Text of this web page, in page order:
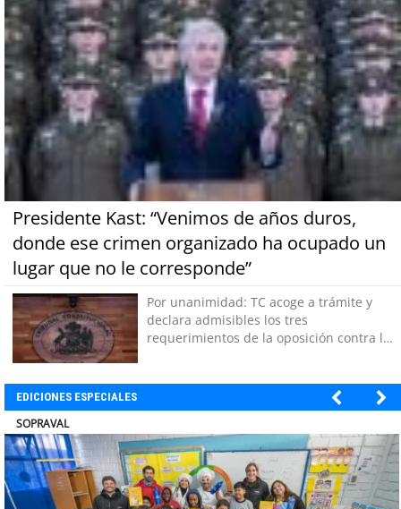
Presidente Kast: “Venimos de años duros,
donde ese crimen organizado ha ocupado un
lugar que no le corresponde”
Por unanimidad: TC acoge a trámite y
declara admisibles los tres
requerimientos de la oposición contra la
EDICIONES ESPECIALES
ULTRAPORT